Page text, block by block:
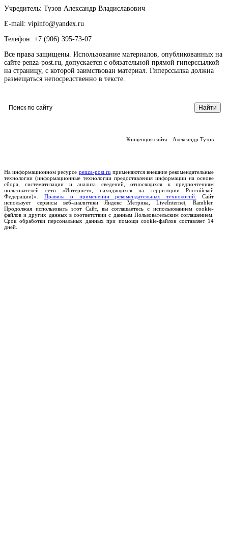
Учредитель: Тузов Александр Владиславович
E-mail: vipinfo@yandex.ru
Телефон: +7 (906) 395-73-07
Все права защищены. Использование материалов, опубликованных на
сайте penza-post.ru, допускается с обязательной прямой гиперссылкой
на страницу, с которой заимствован материал. Гиперссылка должна
размещаться непосредственно в тексте.
Концепция сайта - Александр Тузов
На информационном ресурсе penza-post.ru применяются внешние рекомендательные
технологии (информационные технологии предоставления информации на основе
сбора, систематизации и анализа сведений, относящихся к предпочтениям
пользователей сети «Интернет», находящихся на территории Российской
Федерации)». Правила о применении рекомендательных технологий.
Сайт
использует сервисы веб-аналитики Яндекс Метрика, LiveInternet, Rambler.
Продолжая использовать этот Сайт, вы соглашаетесь с использованием cookie-
файлов и других данных в соответствии с данным Пользовательским соглашением.
Срок обработки персональных данных при помощи cookie-файлов составляет 14
дней.